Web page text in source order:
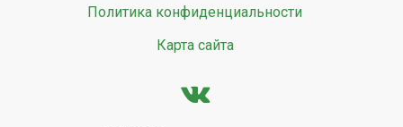
Политика конфиденциальности
Карта сайта